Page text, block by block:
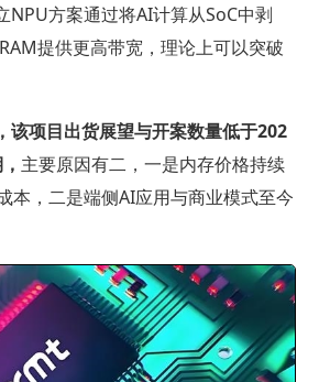
NPU方案通过将AI计算从SoC中剥
提供更高带宽，理论上可以突破
该项目出货展望与开案数量低于202
主要原因有二，一是内存价格持续
本，二是端侧AI应用与商业模式至今